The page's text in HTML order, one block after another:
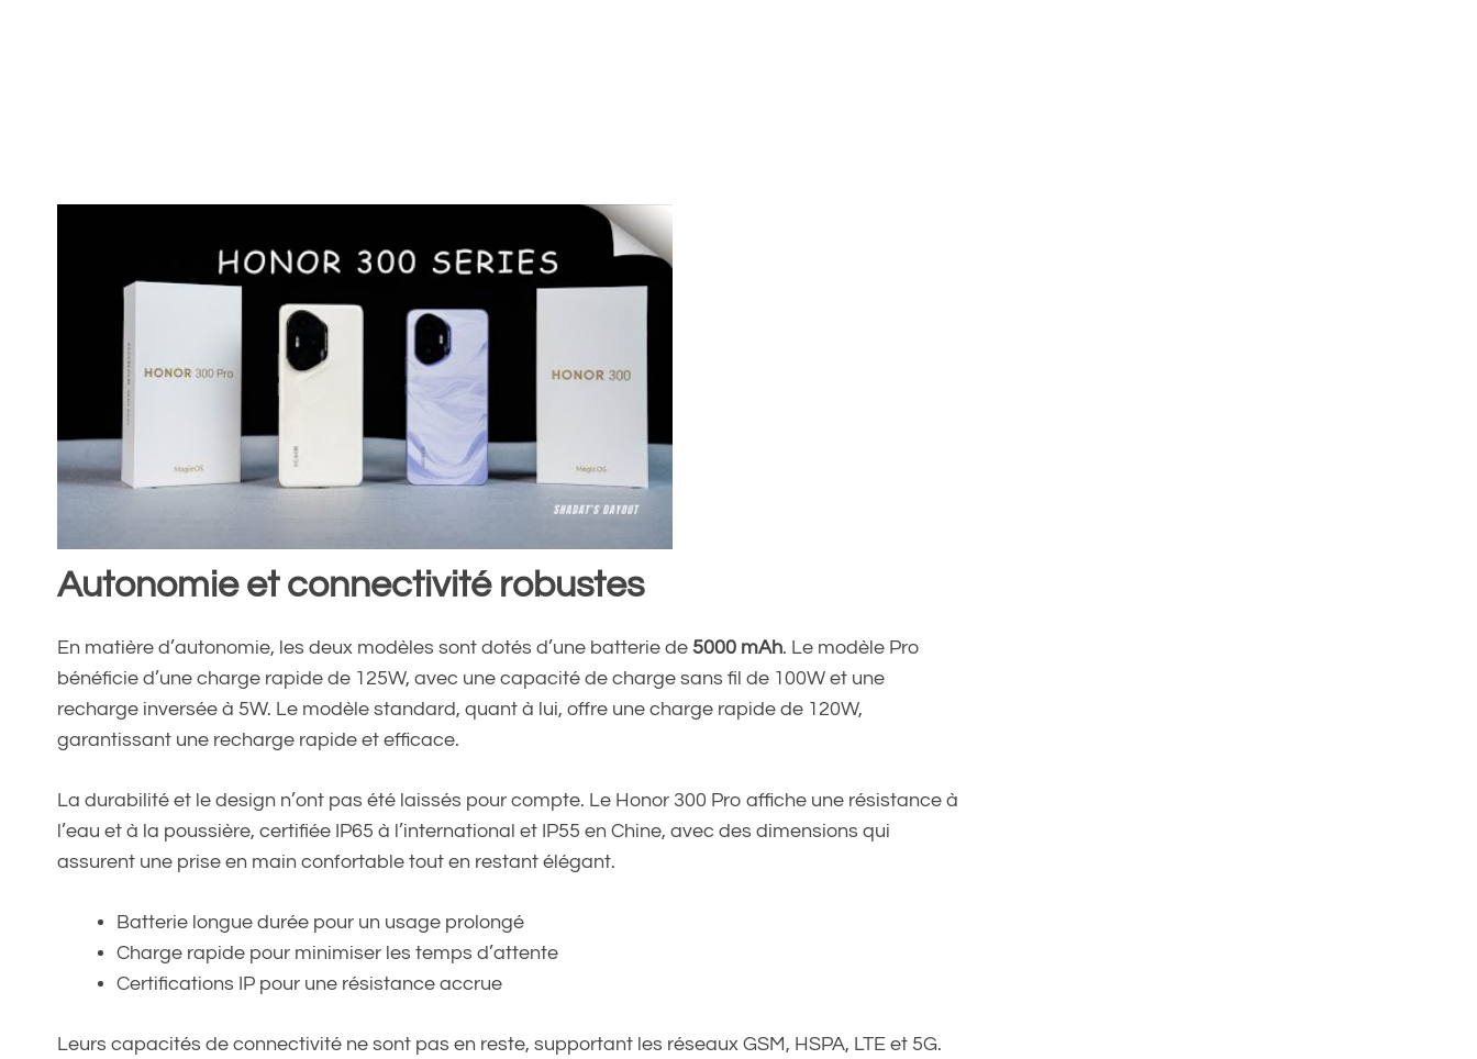
Autonomie et connectivité robustes
En matière d’autonomie, les deux modèles sont dotés d’une batterie de 5000 mAh. Le modèle Pro
bénéficie d’une charge rapide de 125W, avec une capacité de charge sans fil de 100W et une
recharge inversée à 5W. Le modèle standard, quant à lui, offre une charge rapide de 120W,
garantissant une recharge rapide et efficace.
La durabilité et le design n’ont pas été laissés pour compte. Le Honor 300 Pro affiche une résistance à
l’eau et à la poussière, certifiée IP65 à l’international et IP55 en Chine, avec des dimensions qui
assurent une prise en main confortable tout en restant élégant.
Batterie longue durée pour un usage prolongé
Charge rapide pour minimiser les temps d’attente
Certifications IP pour une résistance accrue
Leurs capacités de connectivité ne sont pas en reste, supportant les réseaux GSM, HSPA, LTE et 5G.